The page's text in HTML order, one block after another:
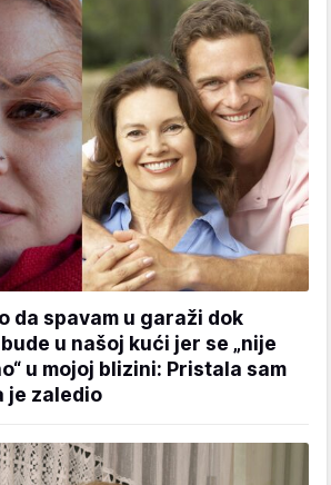
da spavam u garaži dok
u našoj kući jer se „nije
u mojoj blizini: Pristala sam
je zaledio